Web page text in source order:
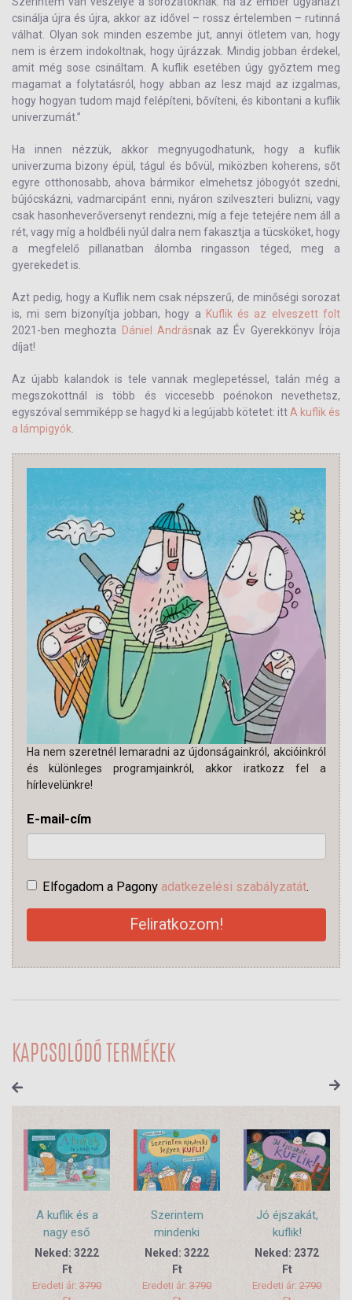
csinálja újra és újra, akkor az idővel – rossz értelemben – rutinná
válhat. Olyan sok minden eszembe jut, annyi ötletem van, hogy
nem is érzem indokoltnak, hogy újrázzak. Mindig jobban érdekel,
amit még sose csináltam. A kuflik esetében úgy győztem meg
magamat a folytatásról, hogy abban az lesz majd az izgalmas,
hogy hogyan tudom majd felépíteni, bővíteni, és kibontani a kuflik
univerzumát.”
Ha innen nézzük, akkor megnyugodhatunk, hogy a kuflik
univerzuma bizony épül, tágul és bővül, miközben koherens, sőt
egyre otthonosabb, ahova bármikor elmehetsz jóbogyót szedni,
bújócskázni, vadmarcipánt enni, nyáron szilveszteri bulizni, vagy
csak hasonheverőversenyt rendezni, míg a feje tetejére nem áll a
rét, vagy míg a holdbéli nyúl dalra nem fakasztja a tücsköket, hogy
a megfelelő pillanatban álomba ringasson téged, meg a
gyerekedet is.
Azt pedig, hogy a Kuflik nem csak népszerű, de minőségi sorozat
is, mi sem bizonyítja jobban, hogy a Kuflik és az elveszett folt
2021-ben meghozta
Dániel Andrásnak az Év Gyerekkönyv Írója
díjat!
Az újabb kalandok is tele vannak meglepetéssel, talán még a
megszokottnál is több és viccesebb poénokon nevethetsz,
egyszóval semmiképp se hagyd ki a legújabb kötetet: itt A kuflik és
a lámpigyók
Ha nem szeretnél lemaradni az újdonságainkról, akcióinkról
és különleges programjainkról, akkor iratkozz fel a
hírlevelünkre!
E-mail-cím
Elfogadom a Pagony adatkezelési szabályzatát.
Feliratkozom!
KAPCSOLÓDÓ TERMÉKEK
A kuflik és a
nagy eső
Neked: 3222
Ft
Eredeti ár: 3790
Szerintem
mindenki
legyen kufli!
Neked: 3222
Ft
Eredeti ár: 3790
Jó éjszakát,
kuflik!
Neked: 2372
Ft
Eredeti ár: 2790